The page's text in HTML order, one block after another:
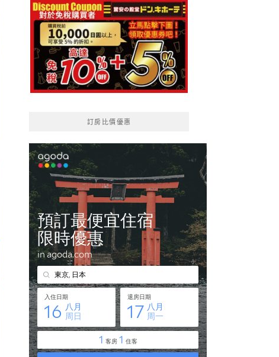
訂房比價優惠